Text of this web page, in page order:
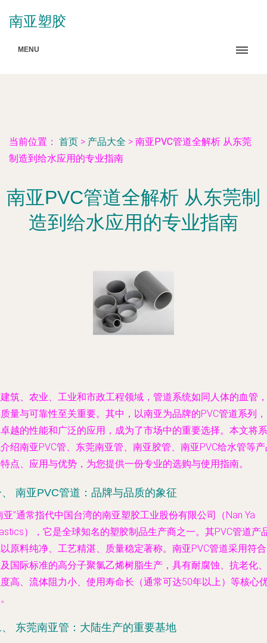
南亚塑胶
MENU
当前位置： 首页 > 产品大全 > 南亚PVC管道全解析 从东莞
制造到给水应用的专业指南
南亚PVC管道全解析 从东莞制
造到给水应用的专业指南
筑、农业、工业和市政工程领域，管道系统如同人体的血管，
量与可靠性至关重要。其中，以南亚为品牌的PVC管道系列
越的性能和广泛的应用，成为了市场中的重要选择。本文将系
绍南亚PVC管、东莞南亚管、南亚胶管、南亚PVC给水管等
点、应用与优势，为您提供一份专业的选购与使用指南。
南亚PVC管道：品牌与品质的象征
亚”通常指代中国台湾的南亚塑胶工业股份有限公司（Nan Ya
），它是全球知名的塑胶制品生产商之一。其PVC管道产
原料纯净、工艺精湛、质量稳定著称。南亚PVC管道采用符
国际标准的高分子聚氯乙烯树脂生产，具有耐腐蚀、抗老化、
高、流体阻力小、使用寿命长（通常可达50年以上）等核心
东莞南亚管：大陆生产的重要基地